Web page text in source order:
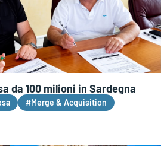
da 100 milioni in Sardegna
#Merge & Acquisition